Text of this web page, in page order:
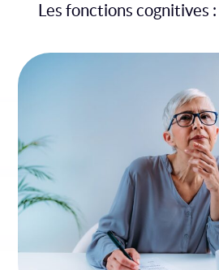
Les fonctions cognitives